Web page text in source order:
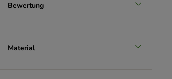
Bewertung
Material